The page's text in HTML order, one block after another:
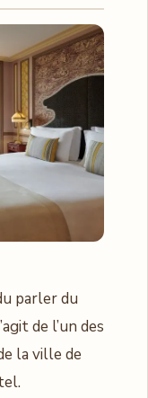
parler du
de l’un des
la ville de